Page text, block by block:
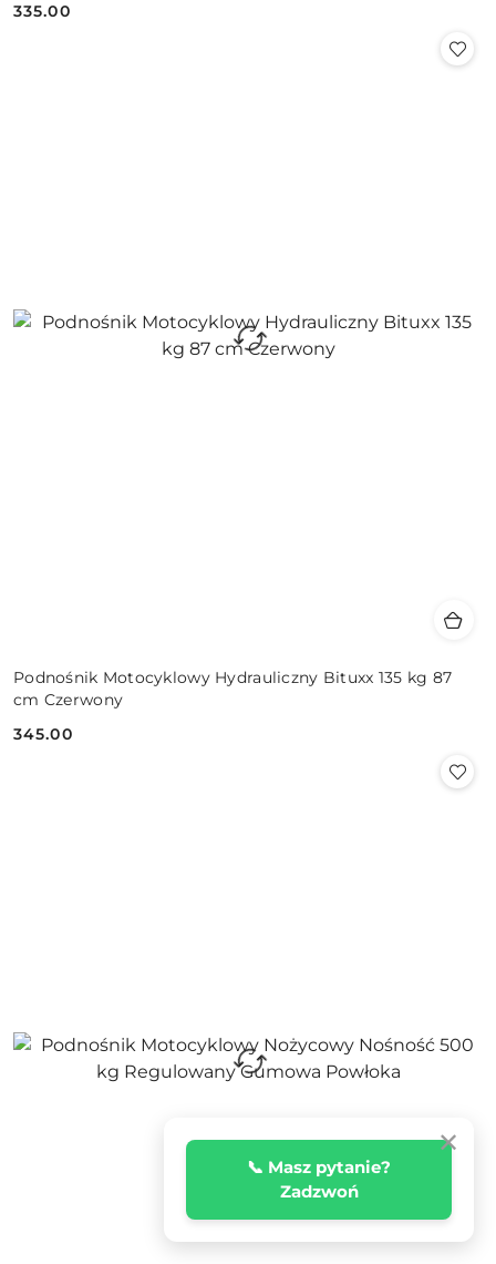
✕
📞 Masz pytanie?
Zadzwoń
Cena:
335.00
Podnośnik Motocyklowy Hydrauliczny Bituxx 135 kg 87
cm Czerwony
Cena:
345.00